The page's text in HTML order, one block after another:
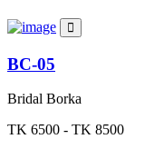
BC-05
Bridal Borka
TK 6500 - TK 8500